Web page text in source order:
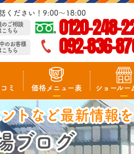
ください！9:00～18:00
のご相談
こちら
0120-248-
のお客様
こちら
092-836-
ミ 価格メニュー表 ショールー
トなど最新情報
ブログ